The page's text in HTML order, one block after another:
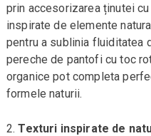
prin accesorizarea ținutei
inspirate de elemente
pentru a sublinia fluiditatea
pereche de pantofi cu toc
organice pot completa
formele naturii.
Texturi inspirate de